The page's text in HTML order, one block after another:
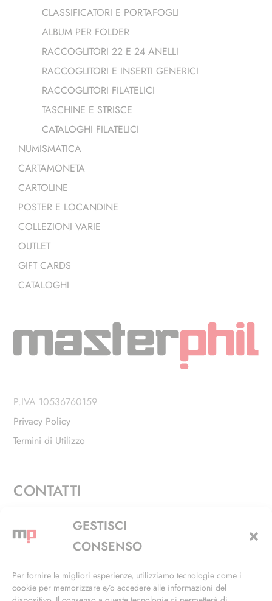
GESTISCI
CONSENSO
Per fornire le migliori esperienze, utilizziamo tecnologie come i
cookie per memorizzare e/o accedere alle informazioni del
CLASSIFICATORI E PORTAFOGLI
ALBUM PER FOLDER
RACCOGLITORI 22 E 24 ANELLI
RACCOGLITORI E INSERTI GENERICI
RACCOGLITORI FILATELICI
TASCHINE E STRISCE
CATALOGHI FILATELICI
NUMISMATICA
CARTAMONETA
CARTOLINE
POSTER E LOCANDINE
COLLEZIONI VARIE
OUTLET
GIFT CARDS
CATALOGHI
P.IVA 10536760159
Privacy Policy
Termini di Utilizzo
CONTATTI
Via Alfieri, 27 - Trezzano Sul Naviglio (MI)
+39 02 4846 3155
info@masterphil.it